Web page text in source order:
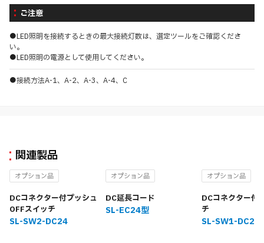
ご注意
●LED照明を接続するときの最大接続灯数は、選定ツールをご確認くださ
い。
●LED照明の電源として使用してください。
●接続方法A-1、A-2、A-3、A-4、C
関連製品
オプション品
DCコネクター付プッシュ
OFFスイッチ
SL-SW2-DC24
オプション品
DC延長コード
SL-EC24型
オプション品
DCコネクター付
チ
SL-SW1-DC24